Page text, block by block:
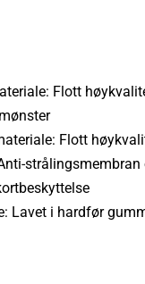
Flott
Flott
strålingsmembran
Lavet i hardfør